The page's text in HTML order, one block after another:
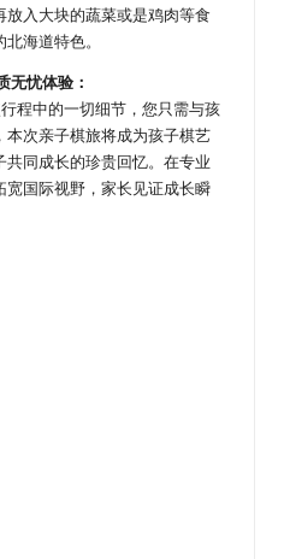
入大块的蔬菜或是鸡肉等食
海道特色。
无忧体验：
程中的一切细节，您只需与孩
次亲子棋旅将成为孩子棋艺
同成长的珍贵回忆。在专业
国际视野，家长见证成长瞬